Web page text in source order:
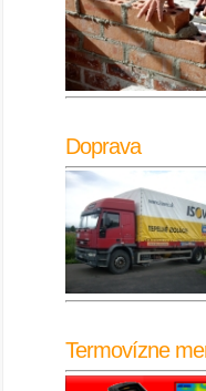
Doprava
Termovízne